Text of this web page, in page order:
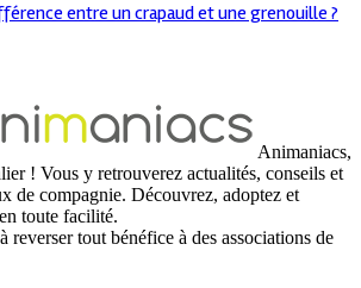
entre un crapaud et une grenouille ?
Animaniacs,
! Vous y retrouverez actualités, conseils et
de compagnie. Découvrez, adoptez et
toute facilité.
reverser tout bénéfice à des associations de